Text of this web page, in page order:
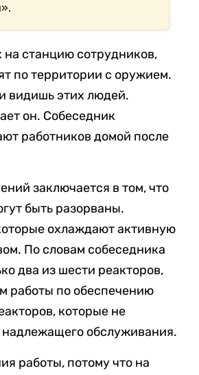
станцию сотрудников,
по территории с оружием.
видишь этих людей.
он. Собеседник
работников домой после
заключается в том, что
быть разорваны.
охлаждают активную
По словам собеседника
два из шести реакторов,
работы по обеспечению
которые не
обслуживания.
работы, потому что на